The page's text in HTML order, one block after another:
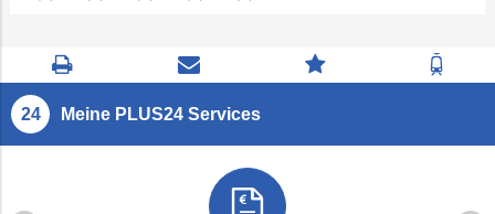
Seite
drucken
Kontaktseite
öffnen
Zum
Feedback
Zur
Meine PLUS24 Services